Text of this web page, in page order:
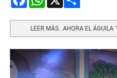
LEER MÁS…AHORA EL ÁGUILA